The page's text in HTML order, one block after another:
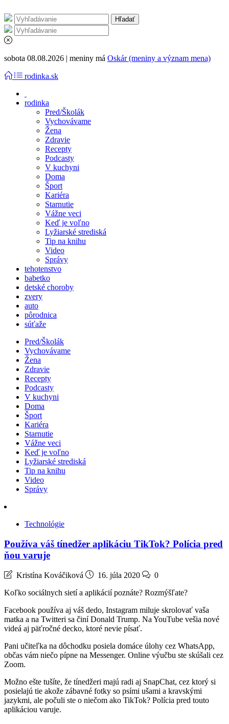
sobota 08.08.2026 | meniny má Oskár (meniny a význam mena)
rodinka.sk
rodinka
Pred/Školák
Vychovávame
Žena
Zdravie
Recepty
Podcasty
V kuchyni
Doma
Šport
Kariéra
Starnutie
Vážne veci
Keď je voľno
Lyžiarské strediská
Tip na knihu
Video
Správy
tehotenstvo
babetko
detské choroby
zvery
auto
pôrodnica
súťaže
Pred/Školák
Vychovávame
Žena
Zdravie
Recepty
Podcasty
V kuchyni
Doma
Šport
Kariéra
Starnutie
Vážne veci
Keď je voľno
Lyžiarské strediská
Tip na knihu
Video
Správy
Technológie
Používa váš tínedžer aplikáciu TikTok? Polícia pred
ňou varuje
Kristína Kováčiková 16. júla 2020
0
Koľko sociálnych sietí a aplikácií poznáte? Rozmýšľate?
Facebook používa aj váš dedo, Instagram miluje skrolovať vaša
matka a na Twitteri sa činí Donald Trump. Na YouTube vešia nové
videá aj päťročné decko, ktoré nevie písať.
Pani učiteľka na dôchodku posiela domáce úlohy cez WhatsApp,
občas vám niečo pípne na Messenger. Online výučbu ste skúšali cez
Zoom.
Možno ešte tušíte, že tínedžeri majú radi aj SnapChat, cez ktorý si
posielajú tie akože zábavné fotky so psími ušami a kravskými
jazykmi, ale počuli ste o niečom ako TikTok? Polícia pred touto
aplikáciou varuje.